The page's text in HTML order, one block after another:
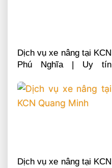
Dịch vụ xe nâng tại KCN
Phú Nghĩa | Uy tín
0868481555
Dịch vụ xe nâng tại KCN